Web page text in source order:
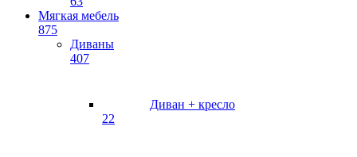
Мягкая мебель
875
Диваны
407
Диван + кресло
22